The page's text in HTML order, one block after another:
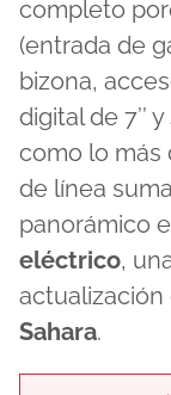
completo
(entrada de
bizona,
digital de 7’’ y
como lo más
de línea
panorámico
eléctrico,
actualización
Sahara.